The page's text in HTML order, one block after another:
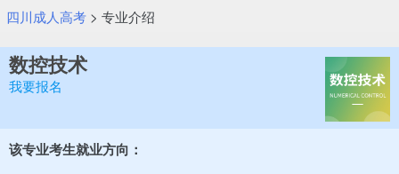
四川成人高考> 专业介绍
数控技术
我要报名
该专业考生就业方向：